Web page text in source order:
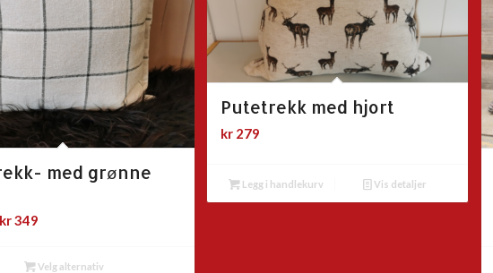
med grønne
349Prisområde:
Velg alternativ
Putetrekk med hjort
kr 279
Legg i handlekurv Vis detaljer